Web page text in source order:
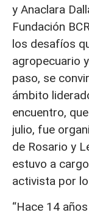
y Anaclara
Fundación
los desafíos
agropecuario
paso, se
ámbito
encuentro,
julio, fue
de Rosario y
estuvo a
activista por
“Hace 14